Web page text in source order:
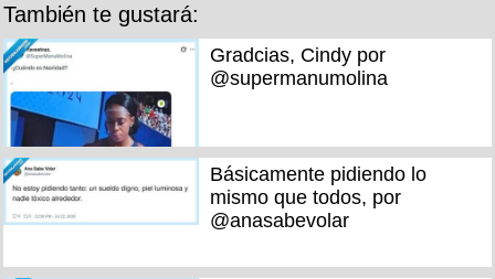
También te gustará:
Gradcias, Cindy por
@supermanumolina
Básicamente pidiendo lo
mismo que todos, por
@anasabevolar